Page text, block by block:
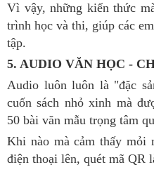
Vì vậy, những kiến thức
trình học và thi, giúp các
tập.
5. AUDIO VĂN HỌC -
Audio luôn luôn là "đặc
cuốn sách nhỏ xinh mà
50 bài văn mẫu trọng tâm
Khi nào mà cảm thấy mỏi
điện thoại lên, quét mã QR